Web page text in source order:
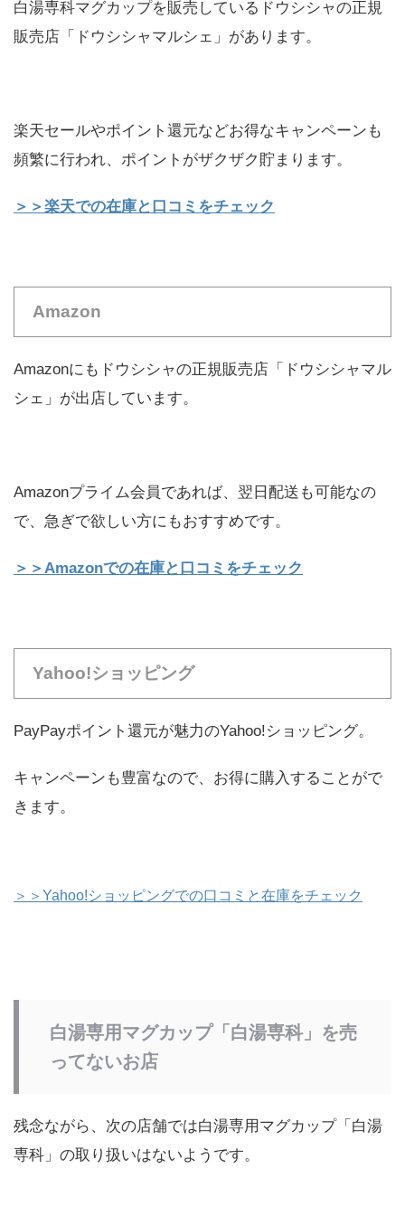
白湯専科マグカップを販売しているドウシシャの正規
販売店「ドウシシャマルシェ」があります。
楽天セールやポイント還元などお得なキャンペーンも
頻繁に行われ、ポイントがザクザク貯まります。
＞＞楽天での在庫と口コミをチェック
Amazon
Amazonにもドウシシャの正規販売店「ドウシシャマル
シェ」が出店しています。
Amazonプライム会員であれば、翌日配送も可能なの
で、急ぎで欲しい方にもおすすめです。
＞＞Amazonでの在庫と口コミをチェック
Yahoo!ショッピング
PayPayポイント還元が魅力のYahoo!ショッピング。
キャンペーンも豊富なので、お得に購入することがで
きます。
＞＞Yahoo!ショッピングでの口コミと在庫をチェック
白湯専用マグカップ「白湯専科」を売
ってないお店
残念ながら、次の店舗では白湯専用マグカップ「白湯
専科」の取り扱いはないようです。